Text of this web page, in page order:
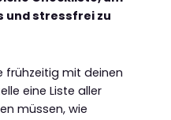
und stressfrei zu
frühzeitig mit deinen
eine Liste aller
müssen, wie